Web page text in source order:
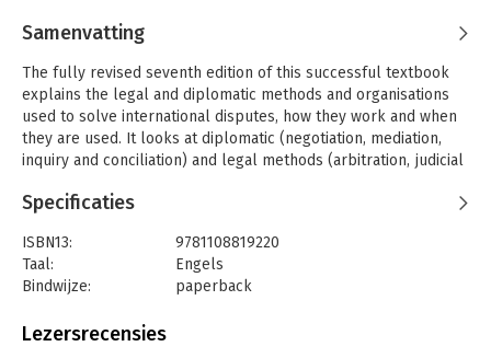
Samenvatting
The fully revised seventh edition of this successful textbook
explains the legal and diplomatic methods and organisations
used to solve international disputes, how they work and when
they are used. It looks at diplomatic (negotiation, mediation,
inquiry and conciliation) and legal methods (arbitration, judicial
It uses many, up-to-date examples of each method in practice
to place the theory of how the law works in real-life situations,
demonstrating the strengths and weaknesses of different
methods when they are used. Fully updated throughout, the
common principles of settlement and a chapter on investor–
Specificaties
ISBN13:
9781108819220
Taal:
Engels
Bindwijze:
paperback
Uitgever:
Lezersrecensies